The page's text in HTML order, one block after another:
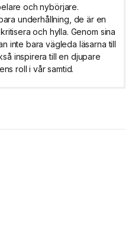
och nybörjare.
underhållning, de är en
och hylla. Genom sina
inte bara vägleda läsarna till
inspirera till en djupare
roll i vår samtid.